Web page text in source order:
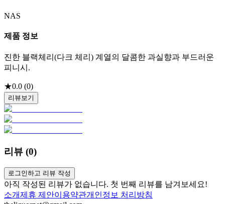
NAS
제품 정보
진한 블랙체리(다크 체리) 계열의 달콤한 과실향과 부드러운
피니시.
★0.0 (0)
리뷰보기
리뷰 (0)
로그인하고 리뷰 작성
아직 작성된 리뷰가 없습니다. 첫 번째 리뷰를 남겨보세요!
소개제휴 제안이용약관개인정보 처리방침